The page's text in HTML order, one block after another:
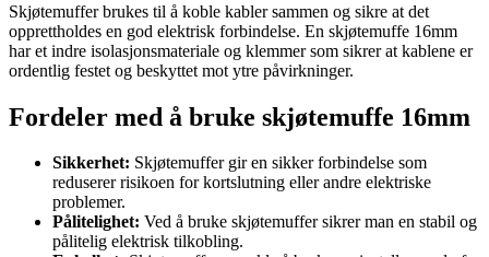
Skjøtemuffer brukes til å koble kabler sammen og sikre at det
opprettholdes en god elektrisk forbindelse. En skjøtemuffe 16mm
har et indre isolasjonsmateriale og klemmer som sikrer at kablene er
ordentlig festet og beskyttet mot ytre påvirkninger.
Fordeler med å bruke skjøtemuffe 16mm
Sikkerhet: Skjøtemuffer gir en sikker forbindelse som
reduserer risikoen for kortslutning eller andre elektriske
problemer.
Pålitelighet: Ved å bruke skjøtemuffer sikrer man en stabil og
pålitelig elektrisk tilkobling.